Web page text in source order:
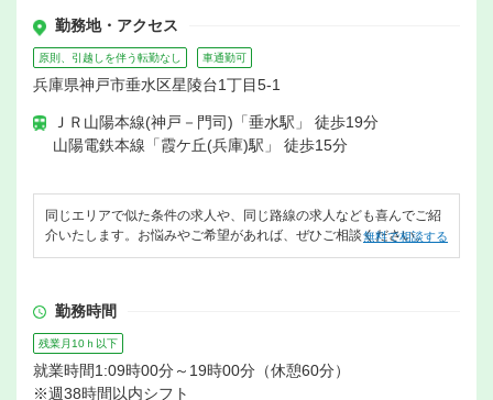
勤務地・アクセス
原則、引越しを伴う転勤なし 車通勤可
兵庫県神戸市垂水区星陵台1丁目5-1
ＪＲ山陽本線(神戸－門司)「垂水駅」 徒歩19分
山陽電鉄本線「霞ケ丘(兵庫)駅」 徒歩15分
同じエリアで似た条件の求人や、同じ路線の求人なども喜んでご紹
介いたします。お悩みやご希望があれば、ぜひご相談ください。
無料で相談する
勤務時間
残業月10ｈ以下
就業時間1:09時00分～19時00分（休憩60分）
※週38時間以内シフト